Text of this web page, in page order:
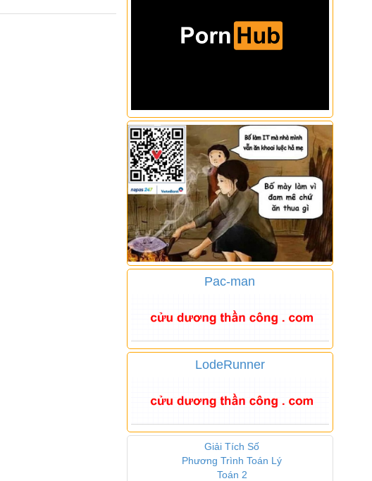
Pac-man
LodeRunner
Giải Tích Số
Phương Trình Toán Lý
Toán 2